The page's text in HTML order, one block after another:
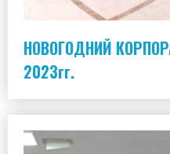
НОВОГОДНИЙ
2023гг.